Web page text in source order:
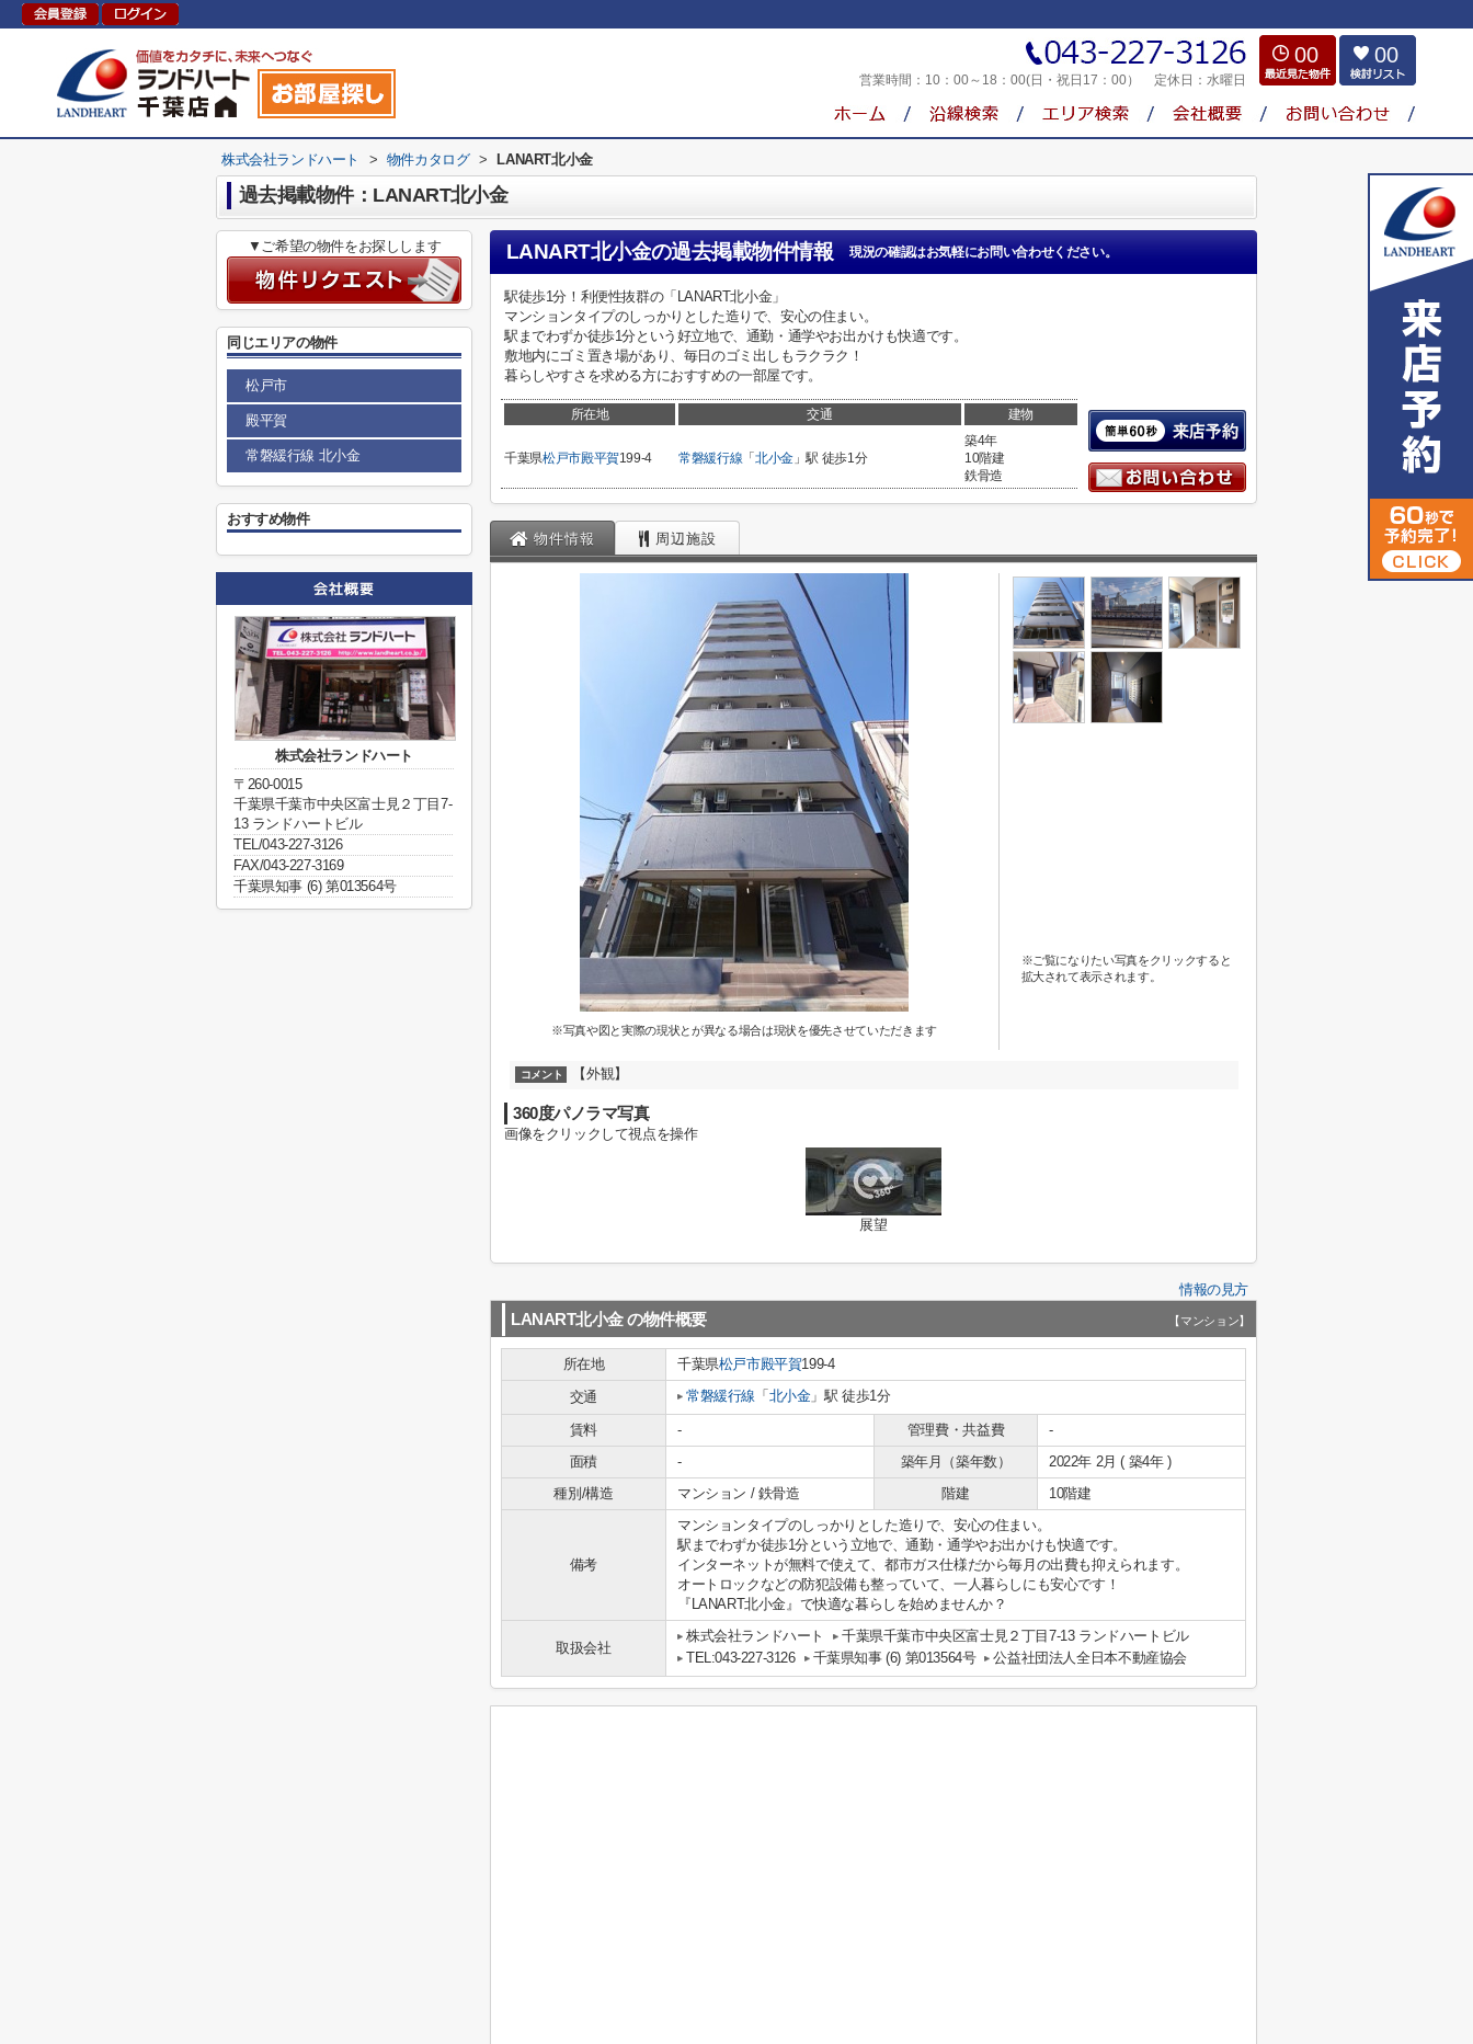
営業時間： 10：00～18：00(日・祝日17：00） 定休日： 水曜日
00 00
株式会社ランドハート > 物件カタログ > LANART北小金
過去掲載物件：LANART北小金
LANART北小金の過去掲載物件情報 現況の確認はお気軽にお問い合わせください。
駅徒歩1分！利便性抜群の「LANART北小金」
マンションタイプのしっかりとした造りで、安心の住まい。
駅までわずか徒歩1分という好立地で、通勤・通学やお出かけも快適です。
敷地内にゴミ置き場があり、毎日のゴミ出しもラクラク！
暮らしやすさを求める方におすすめの一部屋です。
所在地 交通 建物
千葉県松戸市殿平賀199-4 常磐緩行線 「 北小金」駅 徒歩1分
築4年
10階建
鉄骨造
物件情報 周辺施設
※写真や図と実際の現状とが異なる場合は現状を優先させていただきます
※ご覧になりたい写真をクリックすると
拡大されて表示されます。
コメント 【外観】
360度パノラマ写真
画像をクリックして視点を操作
展望
情報の見方
LANART北小金の物件概要 【マンション】
所在地 千葉県松戸市殿平賀199-4
交通
常磐緩行線 「 北小金」駅 徒歩1分
賃料 - 管理費・共益費
-
面積
- 築年月（築年数）
2022年 2月 ( 築4年 )
種別/構造
マンション / 鉄骨造 階建 10階建
備考
マンションタイプのしっかりとした造りで、安心の住まい。
駅までわずか徒歩1分という立地で、通勤・通学やお出かけも快適です。
インターネットが無料で使えて、都市ガス仕様だから毎月の出費も抑えられます。
オートロックなどの防犯設備も整っていて、一人暮らしにも安心です！
『LANART北小金』で快適な暮らしを始めませんか？
取扱会社
株式会社ランドハート
千葉県千葉市中央区富士見２丁目7-13 ランドハートビル
TEL:043-227-3126
千葉県知事 (6) 第013564号 公益社団法人全日本不動産協会
▼ご希望の物件をお探しします
同じエリアの物件
松戸市
殿平賀
常磐緩行線 北小金
おすすめ物件
株式会社ランドハート
〒260-0015
千葉県千葉市中央区富士見２丁目7-
13 ランドハートビル
TEL/043-227-3126
FAX/043-227-3169
千葉県知事 (6) 第013564号